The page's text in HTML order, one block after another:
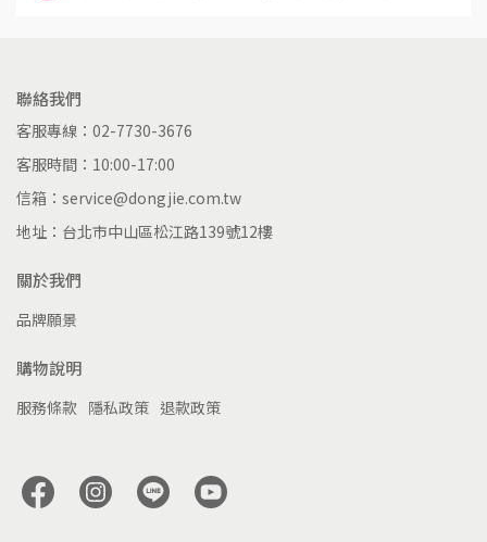
聯絡我們
客服專線：02-7730-3676
客服時間：10:00-17:00
信箱：service@dongjie.com.tw
地址：台北市中山區松江路139號12樓
關於我們
品牌願景
購物說明
服務條款 隱私政策 退款政策